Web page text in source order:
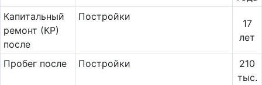
Ка­пи­таль­ный
ремонт (КР)
после
Постройки
17
лет
Пробег после Постройки
210
тыс.